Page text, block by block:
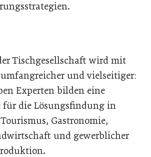
Tischgesellschaft wird mit
und vielseitiger:
Experten bilden eine
für die Lösungsfindung in
Gastronomie,
und gewerblicher